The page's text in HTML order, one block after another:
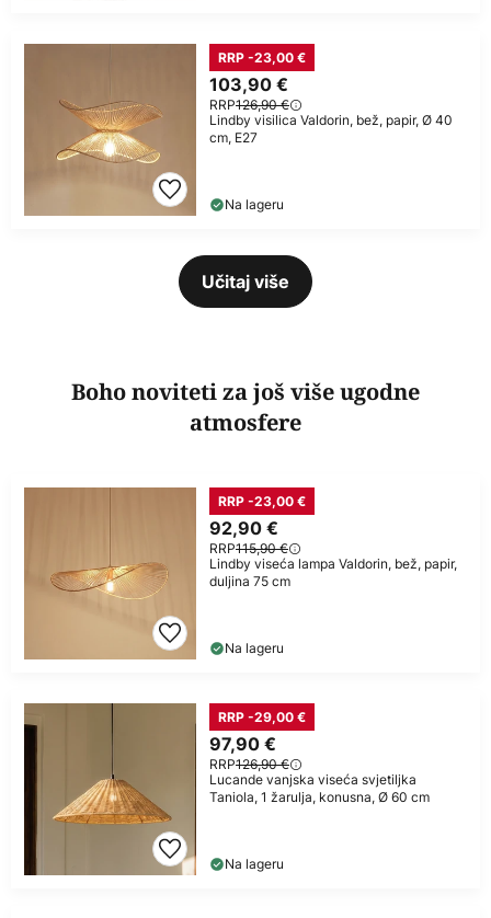
103,90 €
RRP126,90 €
RRP -23,00 €
Lindby visilica Valdorin, bež, papir, Ø 40
cm, E27
Na lageru
Učitaj više
Boho noviteti za još više ugodne
atmosfere
92,90 €
RRP115,90 €
RRP -23,00 €
Lindby viseća lampa Valdorin, bež, papir,
duljina 75 cm
Na lageru
97,90 €
RRP126,90 €
RRP -29,00 €
Lucande vanjska viseća svjetiljka
Taniola, 1 žarulja, konusna, Ø 60 cm
Na lageru